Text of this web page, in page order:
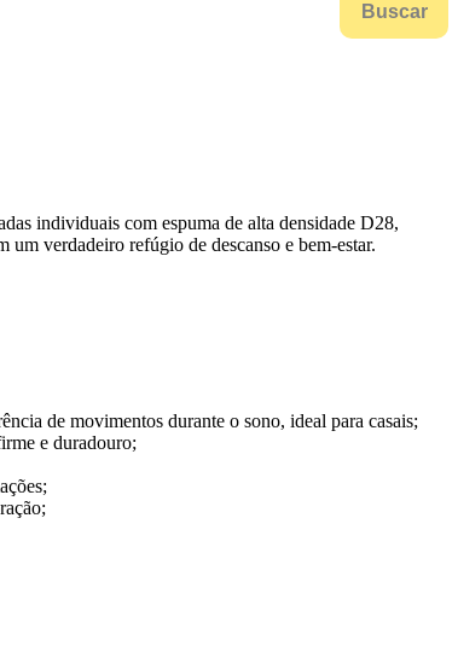
Buscar
individuais com espuma de alta densidade D28,
verdadeiro refúgio de descanso e bem-estar.
de movimentos durante o sono, ideal para casais;
e duradouro;